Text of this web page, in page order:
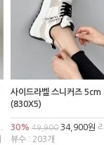
사이드라벨 스니커즈 5cm
(830X5)
30% 49,90034,900원 리
뷰수 : 203개